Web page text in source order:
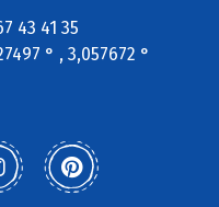
43 41 35
° , 3,057672 °